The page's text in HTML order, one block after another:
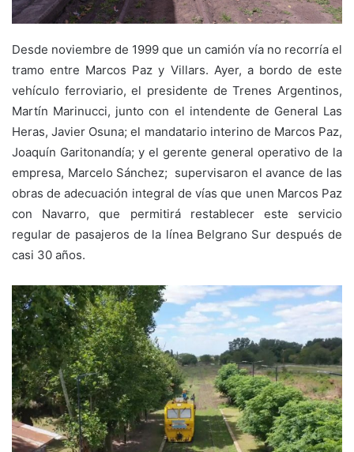
Desde noviembre de 1999 que un camión vía no recorría el
tramo entre Marcos Paz y Villars. Ayer, a bordo de este
vehículo ferroviario, el presidente de Trenes Argentinos,
Martín Marinucci, junto con el intendente de General Las
Heras, Javier Osuna; el mandatario interino de Marcos Paz,
Joaquín Garitonandía; y el gerente general operativo de la
empresa, Marcelo Sánchez; supervisaron el avance de las
obras de adecuación integral de vías que unen Marcos Paz
con Navarro, que permitirá restablecer este servicio
regular de pasajeros de la línea Belgrano Sur después de
casi 30 años.